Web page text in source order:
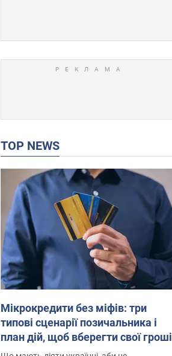
TOP NEWS
Мікрокредити без міфів: три
типові сценарії позичальника і
план дій, щоб вберегти свої гроші